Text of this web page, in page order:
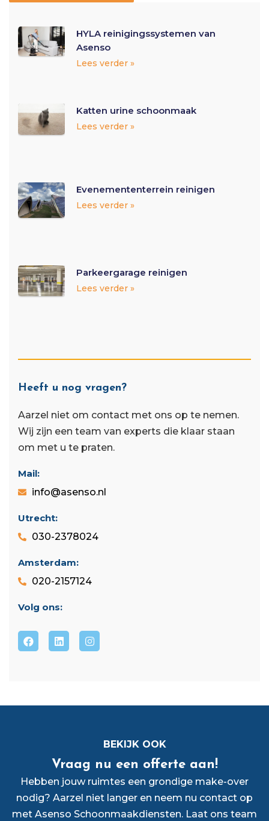
HYLA reinigingssystemen van
Asenso
Lees verder »
Katten urine schoonmaak
Lees verder »
Evenemententerrein reinigen
Lees verder »
Parkeergarage reinigen
Lees verder »
Heeft u nog vragen?
Aarzel niet om contact met ons op te nemen.
Wij zijn een team van experts die klaar staan ​​
om met u te praten.
Mail:
info@asenso.nl
Utrecht:
030-2378024
Amsterdam:
020-2157124
Volg ons:
BEKIJK OOK
Vraag nu een offerte aan!
Hebben jouw ruimtes een grondige make-over
nodig? Aarzel niet langer en neem nu contact op
met Asenso Schoonmaakdiensten. Laat ons team